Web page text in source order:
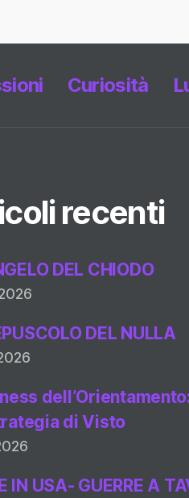
Curiosità
recenti
DEL CHIODO
DEL NULLA
di Visto
IN USA- GUERRE A